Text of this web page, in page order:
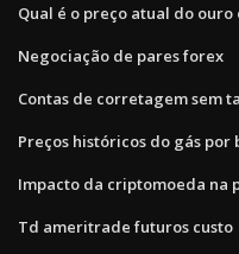
Qual é o preço atual do ouro
Negociação de pares forex
Contas de corretagem sem
Preços históricos do gás por
Impacto da criptomoeda na
Td ameritrade futuros custo